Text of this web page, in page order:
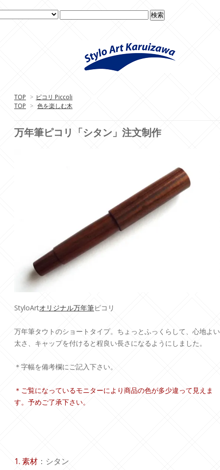
TOP > ピコリ Piccoli
TOP > 色を楽しむ木
万年筆ピコリ「シタン」注文制作
StyloArtオリジナル万年筆ピコリ
万年筆タウトのショートタイプ。ちょっとふっくらして、心地よい
太さ、キャップを付けると程良い長さになるようにしました。
＊字幅を備考欄にご記入下さい。
＊ご覧になっているモニターにより商品の色が多少違って見えま
す。予めご了承下さい。
1. 素材 ：シタン